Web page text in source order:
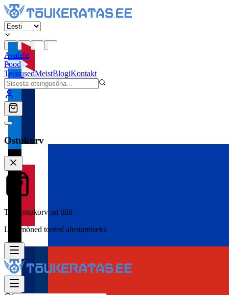
Avaleht
Pood
TeenusedMeistBlogiKontakt
Ostukorv
Teie ostukorv on tühi
Lisa mõned tooted alustamiseks